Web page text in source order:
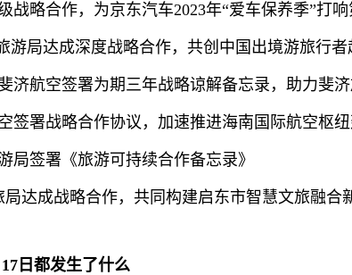
战略合作，为京东汽车2023年“爱车保养季”打
游局达成深度战略合作，共创中国出境游旅行者
济航空签署为期三年战略谅解备忘录，助力斐
签署战略合作协议，加速推进海南国际航空枢
局签署《旅游可持续合作备忘录》
达成战略合作，共同构建启东市智慧文旅融合
日都发生了什么